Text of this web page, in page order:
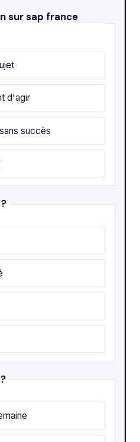
sur sap france
d'agir
succès